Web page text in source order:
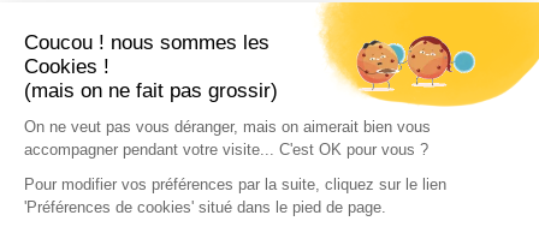
Coucou ! nous sommes les
Cookies !
(mais on ne fait pas grossir)
On ne veut pas vous déranger, mais on aimerait bien vous
accompagner pendant votre visite... C'est OK pour vous ?
Pour modifier vos préférences par la suite, cliquez sur le lien
'Préférences de cookies' situé dans le pied de page.